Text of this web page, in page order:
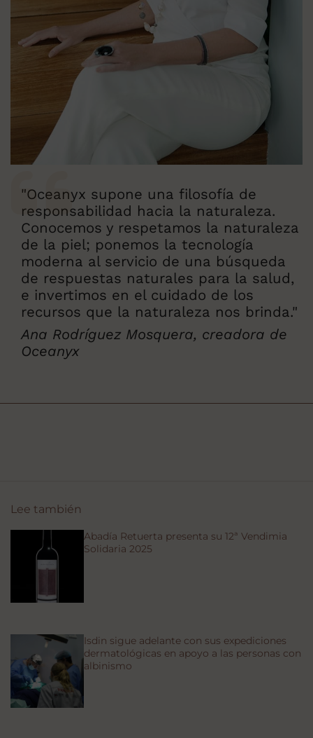
"Oceanyx supone una filosofía de
responsabilidad hacia la naturaleza.
Conocemos y respetamos la naturaleza
de la piel; ponemos la tecnología
moderna al servicio de una búsqueda
de respuestas naturales para la salud,
e invertimos en el cuidado de los
recursos que la naturaleza nos brinda."
Ana Rodríguez Mosquera, creadora de
Oceanyx
Lee también
Abadía Retuerta presenta su 12ª Vendimia
Solidaria 2025
Isdin sigue adelante con sus expediciones
dermatológicas en apoyo a las personas con
albinismo